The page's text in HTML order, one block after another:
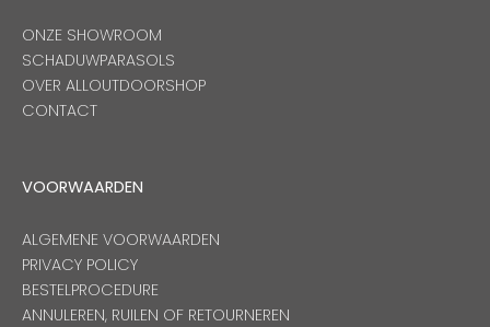
ONZE SHOWROOM
SCHADUWPARASOLS
OVER ALLOUTDOORSHOP
CONTACT
VOORWAARDEN
ALGEMENE VOORWAARDEN
PRIVACY POLICY
BESTELPROCEDURE
ANNULEREN, RUILEN OF RETOURNEREN